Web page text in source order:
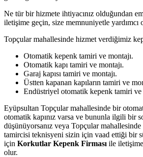
Ne tür bir hizmete ihtiyacınız olduğundan
iletişime geçin, size memnuniyetle yardımcı
Topçular mahallesinde hizmet verdiğimiz
Otomatik kepenk tamiri ve montajı.
Otomatik kapı tamiri ve montajı.
Garaj kapısı tamiri ve montajı.
Üstten kapanan kapıların tamiri ve
Endüstriyel otomatik kepenk tamiri ve
Eyüpsultan Topçular mahallesinde bir
otomatik kapınız varsa ve bununla ilgili bir
düşünüyorsanız veya Topçular
tamircisi teknisyeni sizin için vaad ettiği bir
için Korkutlar Kepenk Firması ile
olur.